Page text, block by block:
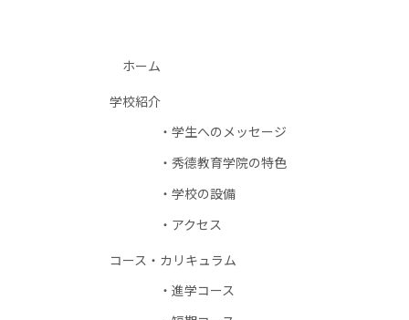
ホーム
学校紹介
学生へのメッセージ
秀德教育学院の特色
学校の設備
アクセス
コース・カリキュラム
進学コース